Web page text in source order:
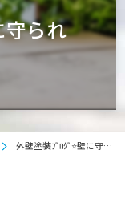
守られ
外壁塗装ﾌﾞﾛｸﾞ⭐壁に守られ